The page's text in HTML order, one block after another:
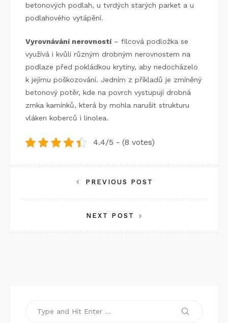
betonových podlah, u tvrdých starých parket a u
podlahového vytápění.
Vyrovnávání nerovností – filcová podložka se
využívá i kvůli různým drobným nerovnostem na
podlaze před pokládkou krytiny, aby nedocházelo
k jejímu poškozování. Jedním z příkladů je zmíněný
betonový potěr, kde na povrch vystupují drobná
zrnka kamínků, která by mohla narušit strukturu
vláken koberců i linolea.
4.4/5 - (8 votes)
Navigace
pro
PREVIOUS POST
NEXT POST
Search